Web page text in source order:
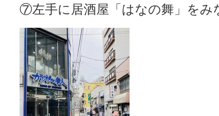
⑦左手に居酒屋「はなの舞」をみ